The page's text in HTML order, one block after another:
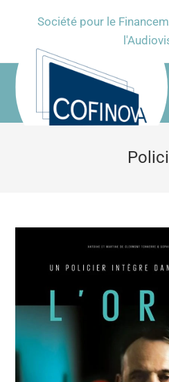
Société pour le